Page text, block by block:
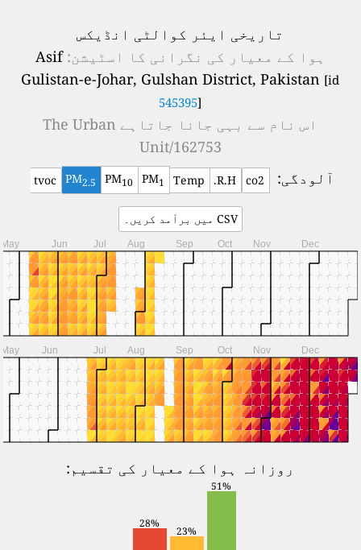
تاریخی ایئر کوالٹی انڈیکس
ہوا کے معیار کی نگرانی کا اسٹیشن: Asif
Gulistan-e-Johar, Gulshan District, Pakistan[id
545395
اس نام سے بہی جانا جاتاہے The Urban
Unit/162753
آلودگی:
co2
R.H.
Temp
PM1
PM10
PM2.5
tvoc
CSV میں برآمد کریں۔
May Jun Jul Aug Sep Oct Nov Dec
May Jun Jul Aug Sep Oct Nov Dec
روزانہ ہوا کے معیار کی تقسیم:
51%
23%
28%